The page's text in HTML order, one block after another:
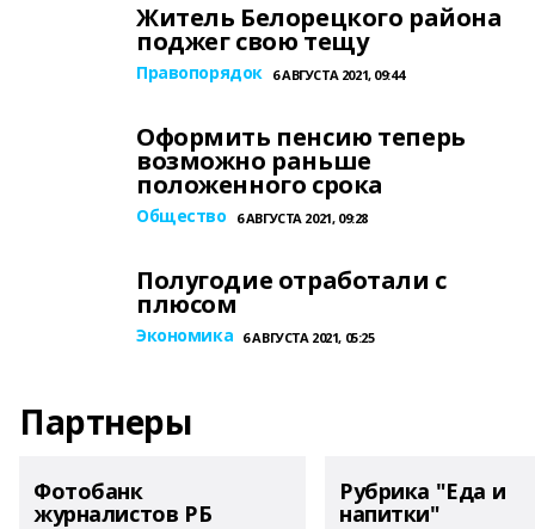
Житель Белорецкого района
поджег свою тещу
Правопорядок 6 АВГУСТА 2021, 09:44
Оформить пенсию теперь
возможно раньше
положенного срока
Общество 6 АВГУСТА 2021, 09:28
Полугодие отработали с
плюсом
Экономика 6 АВГУСТА 2021, 05:25
Партнеры
Фотобанк
журналистов РБ
Рубрика "Еда и
напитки"